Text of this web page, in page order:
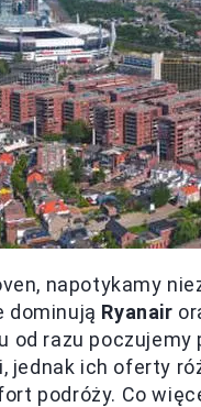
napotykamy
dominują Ryanair
od razu
jednak ich oferty
podróży. Co